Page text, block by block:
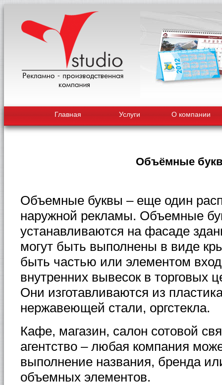
Главная Услуги О компании
Объёмные
Объемные буквы – еще один
наружной рекламы. Объемные
устанавливаются на фасаде
могут быть выполнены в виде
быть частью или элементом
внутренних вывесок в торговых
Они изготавливаются из
нержавеющей стали, оргстекла.
Кафе, магазин, салон сотовой
агентство – любая компания
выполнение названия, бренда
объемных элементов.